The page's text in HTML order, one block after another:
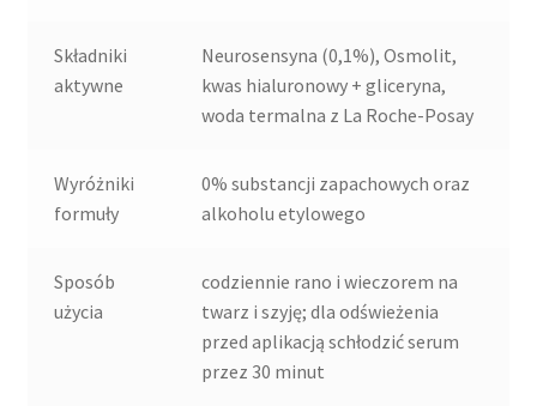
Składniki
aktywne
Neurosensyna (0,1%), Osmolit,
kwas hialuronowy + gliceryna,
woda termalna z La Roche-Posay
Wyróżniki
formuły
0% substancji zapachowych oraz
alkoholu etylowego
Sposób
użycia
codziennie rano i wieczorem na
twarz i szyję; dla odświeżenia
przed aplikacją schłodzić serum
przez 30 minut